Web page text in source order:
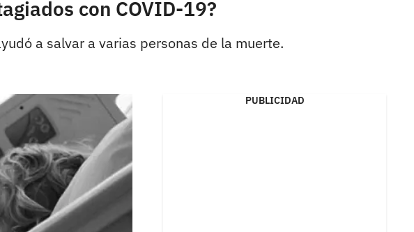
con COVID-19?
a salvar a varias personas de la muerte.
PUBLICIDAD